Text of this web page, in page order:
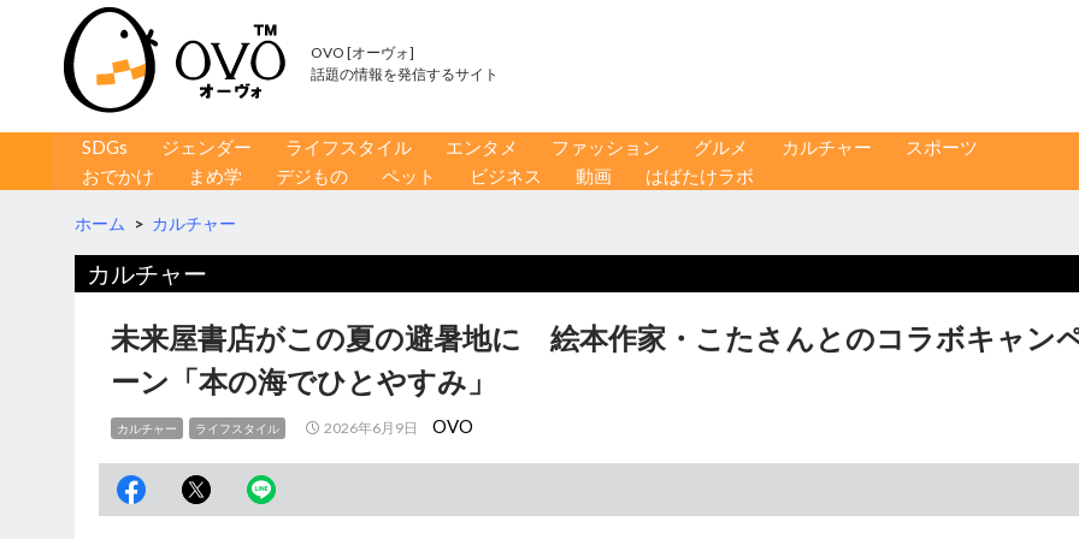
OVO [オーヴォ]
話題の情報を発信するサイト
コンテンツへ移動
SDGs ジェンダー ライフスタイル エンタメ ファッション グルメ カルチャー
スポーツ
おでかけ
まめ学 デジもの ペット ビジネス 動画 はばたけラボ
ホーム > カルチャー
カルチャー
未来屋書店がこの夏の避暑地に 絵本作家・こたさんとのコラボキャン
ーン「本の海でひとやすみ」
カルチャー ライフスタイル 2026年6月9日 OVO